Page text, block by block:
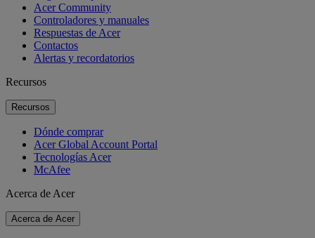
Acer Community
Controladores y manuales
Respuestas de Acer
Contactos
Alertas y recordatorios
Recursos
Recursos
Dónde comprar
Acer Global Account Portal
Tecnologías Acer
McAfee
Acerca de Acer
Acerca de Acer